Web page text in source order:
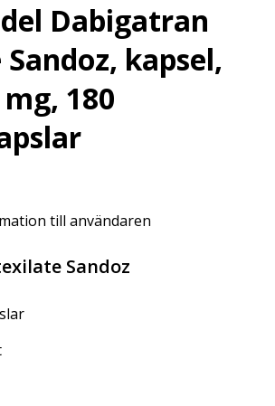
Dabigatran
kapsel,
180
till användaren
Sandoz